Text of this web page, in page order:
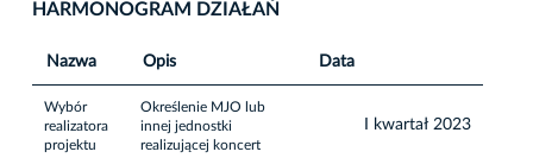
HARMONOGRAM DZIAŁAŃ
Nazwa Opis Data
Wybór
realizatora
projektu
Określenie MJO lub
innej jednostki
realizującej koncert
I kwartał 2023